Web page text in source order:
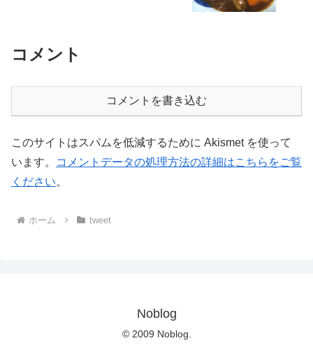
コメント
コメントを書き込む
このサイトはスパムを低減するために Akismet を使って
います。
コメントデータの処理方法の詳細はこちらをご覧
ください。
ホーム tweet
Noblog
© 2009 Noblog.